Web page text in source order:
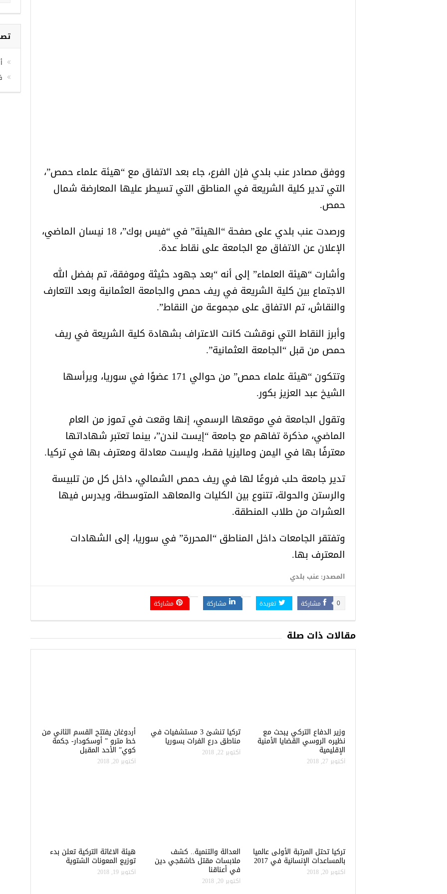
ووفق مصادر عنب بلدي فإن الفرع، جاء بعد الاتفاق مع “هيئة علماء حمص”،
التي تدير كلية الشريعة في المناطق التي تسيطر عليها المعارضة شمال
حمص.
ورصدت عنب بلدي على صفحة “الهيئة” في “فيس بوك”، 18 نيسان الماضي،
الإعلان عن الاتفاق مع الجامعة على نقاط عدة.
وأشارت “هيئة العلماء” إلى أنه “بعد جهود حثيثة وموفقة، تم بفضل الله
الاجتماع بين كلية الشريعة في ريف حمص والجامعة العثمانية وبعد التعارف
والنقاش، تم الاتفاق على مجموعة من النقاط”.
وأبرز النقاط التي نوقشت كانت الاعتراف بشهادة كلية الشريعة في ريف
حمص من قبل “الجامعة العثمانية”.
وتتكون “هيئة علماء حمص” من حوالي 171 عضوًا في سوريا، ويرأسها
الشيخ عبد العزيز بكور.
وتقول الجامعة في موقعها الرسمي، إنها وقعت في تموز من العام
الماضي، مذكرة تفاهم مع جامعة “إيست لندن”، بينما تعتبر شهاداتها
معترفًا بها في اليمن وماليزيا فقط، وليست معادلة ومعترف بها في تركيا.
تدير جامعة حلب فروعًا لها في ريف حمص الشمالي، داخل كل من تلبيسة
والرستن والحولة، تتنوع بين الكليات والمعاهد المتوسطة، ويدرس فيها
العشرات من طلاب المنطقة.
وتفتقر الجامعات داخل المناطق “المحررة” في سوريا، إلى الشهادات
المعترف بها.
المصدر: عنب بلدي
مشاركة 0 تغريدة مشاركة مشاركة
مقالات ذات صلة
وزير الدفاع التركي يبحث مع
نظيره الروسي القضايا الأمنية
الإقليمية
أكتوبر 27, 2018
تركيا تنشئ 3 مستشفيات في
مناطق درع الفرات بسوريا
أكتوبر 22, 2018
أردوغان يفتتح القسم الثاني من
خط مترو ” أوسكودار- جكمة
كوي” الأحد المقبل
أكتوبر 20, 2018
تركيا تحتل المرتبة الأولى عالميا
بالمساعدات الإنسانية في 2017
أكتوبر 20, 2018
العدالة والتنمية.. كشف
ملابسات مقتل خاشقجي دين
في أعناقنا
أكتوبر 20, 2018
هيئة الاغاثة التركية تعلن بدء
توزيع المعونات الشتوية
أكتوبر 19, 2018